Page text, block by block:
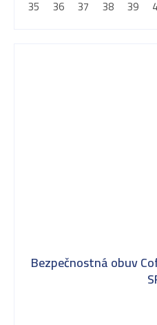
35
36 37 38 39
Bezpečnostná obuv